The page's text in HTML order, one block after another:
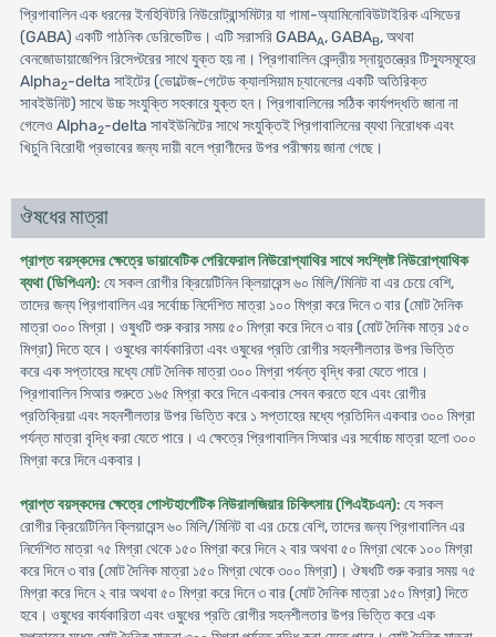
প্রিগাবালিন এক ধরনের ইনহিবিটরি নিউরোট্রান্সমিটার যা গামা-অ্যামিনোবিউটাইরিক এসিডের
(GABA) একটি গাঠনিক ডেরিভেটিভ। এটি সরাসরি GABAA, GABAB, অথবা
বেনজোডায়াজেপিন রিসেপ্টরের সাথে যুক্ত হয় না। প্রিগাবালিন কেন্দ্রীয় স্নায়ুতন্ত্রের টিস্যুসমূহের
Alpha2-delta সাইটের (ভোল্টেজ-গেটেড ক্যালসিয়াম চ্যানেলের একটি অতিরিক্ত
সাবইউনিট) সাথে উচ্চ সংযুক্তি সহকারে যুক্ত হন। প্রিগাবালিনের সঠিক কার্যপদ্ধতি জানা না
গেলেও Alpha2-delta সাবইউনিটের সাথে সংযুক্তিই প্রিগাবালিনের ব্যথা নিরোধক এবং
খিচুনি বিরোধী প্রভাবের জন্য দায়ী বলে প্রাণীদের উপর পরীক্ষায় জানা গেছে।
ঔষধের মাত্রা
প্রাপ্ত বয়স্কদের ক্ষেত্রে ডায়াবেটিক পেরিফেরাল নিউরোপ্যাথির সাথে সংশ্লিষ্ট নিউরোপ্যাথিক
ব্যথা (ডিপিএন): যে সকল রোগীর ক্রিয়েটিনিন ক্লিয়ারেন্স ৬০ মিলি/মিনিট বা এর চেয়ে বেশি,
তাদের জন্য প্রিগাবালিন এর সর্বোচ্চ নির্দেশিত মাত্রা ১০০ মিগ্রা করে দিনে ৩ বার (মোট দৈনিক
মাত্রা ৩০০ মিগ্রা। ওষুধটি শুরু করার সময় ৫০ মিগ্রা করে দিনে ৩ বার (মোট দৈনিক মাত্র ১৫০
মিগ্রা) দিতে হবে। ওষুধের কার্যকারিতা এবং ওষুধের প্রতি রোগীর সহনশীলতার উপর ভিত্তি
করে এক সপ্তাহের মধ্যে মোট দৈনিক মাত্রা ৩০০ মিগ্রা পর্যন্ত বৃদ্ধি করা যেতে পারে।
প্রিগাবালিন সিআর শুরুতে ১৬৫ মিগ্রা করে দিনে একবার সেবন করতে হবে এবং রোগীর
প্রতিক্রিয়া এবং সহনশীলতার উপর ভিত্তি করে ১ সপ্তাহের মধ্যে প্রতিদিন একবার ৩০০ মিগ্রা
পর্যন্ত মাত্রা বৃদ্ধি করা যেতে পারে। এ ক্ষেত্রে প্রিগাবালিন সিআর এর সর্বোচ্চ মাত্রা হলো ৩০০
মিগ্রা করে দিনে একবার।
প্রাপ্ত বয়স্কদের ক্ষেত্রে পোস্টহার্পেটিক নিউরালজিয়ার চিকিৎসায় (পিএইচএন): যে সকল
রোগীর ক্রিয়েটিনিন ক্লিয়ারেন্স ৬০ মিলি/মিনিট বা এর চেয়ে বেশি, তাদের জন্য প্রিগাবালিন এর
নির্দেশিত মাত্রা ৭৫ মিগ্রা থেকে ১৫০ মিগ্রা করে দিনে ২ বার অথবা ৫০ মিগ্রা থেকে ১০০ মিগ্রা
করে দিনে ৩ বার (মোট দৈনিক মাত্রা ১৫০ মিগ্রা থেকে ৩০০ মিগ্রা)। ঔষধটি শুরু করার সময় ৭৫
মিগ্রা করে দিনে ২ বার অথবা ৫০ মিগ্রা করে দিনে ৩ বার (মোট দৈনিক মাত্রা ১৫০ মিগ্রা) দিতে
হবে। ওষুধের কার্যকারিতা এবং ওষুধের প্রতি রোগীর সহনশীলতার উপর ভিত্তি করে এক